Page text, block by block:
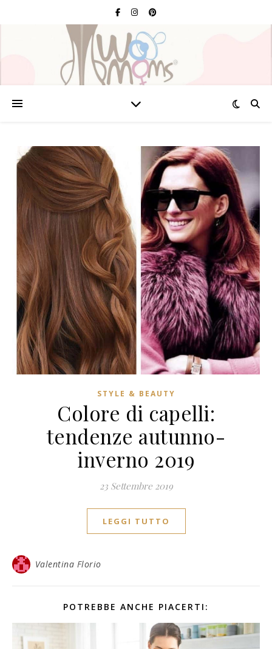
STYLE & BEAUTY
Colore di capelli:
tendenze autunno-
inverno 2019
23 Settembre 2019
LEGGI TUTTO
Valentina Florio
POTREBBE ANCHE PIACERTI: